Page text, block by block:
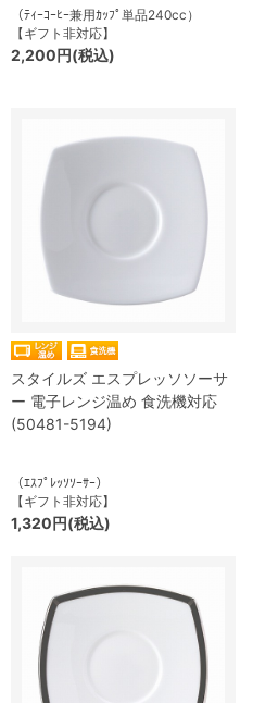
（ﾃｨｰｺｰﾋｰ兼用ｶｯﾌﾟ単品240cc）
【ギフト非対応】
2,200円(税込)
スタイルズ エスプレッソソーサ
ー 電子レンジ温め 食洗機対応
(50481-5194)
（ｴｽﾌﾟﾚｯｿｿｰｻｰ）
【ギフト非対応】
1,320円(税込)